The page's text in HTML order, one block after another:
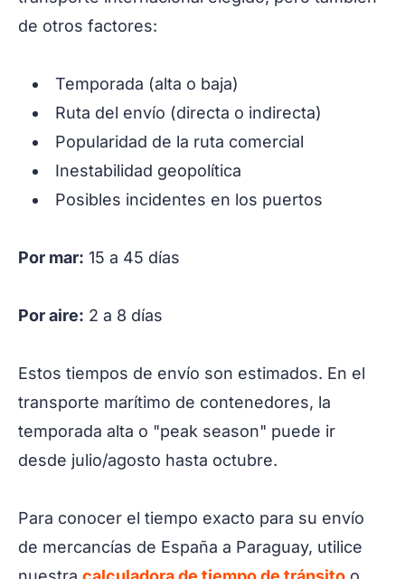
de otros factores:
Temporada (alta o baja)
Ruta del envío (directa o indirecta)
Popularidad de la ruta comercial
Inestabilidad geopolítica
Posibles incidentes en los puertos
Por mar: 15 a 45 días
Por aire: 2 a 8 días
Estos tiempos de envío son estimados. En el
transporte marítimo de contenedores, la
temporada alta o "peak season" puede ir
desde julio/agosto hasta octubre.
Para conocer el tiempo exacto para su envío
de mercancías de España a Paraguay, utilice